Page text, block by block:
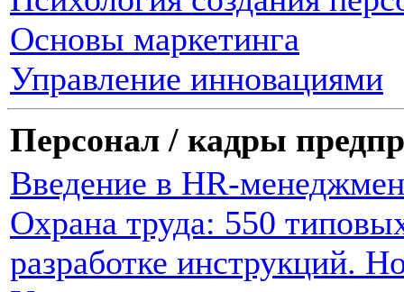
Основы маркетинга
Управление инновациями
Персонал / кадры
Введение в HR-
Охрана труда: 550
разработке инструкций.